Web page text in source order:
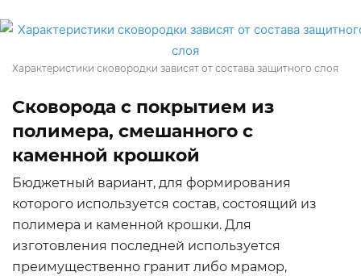
Характеристики сковородки зависят от состава защитного слоя
Сковорода с покрытием из
полимера, смешанного с
каменной крошкой
Бюджетный вариант, для формирования
которого используется состав, состоящий из
полимера и каменной крошки. Для
изготовления последней используется
преимущественно гранит либо мрамор,